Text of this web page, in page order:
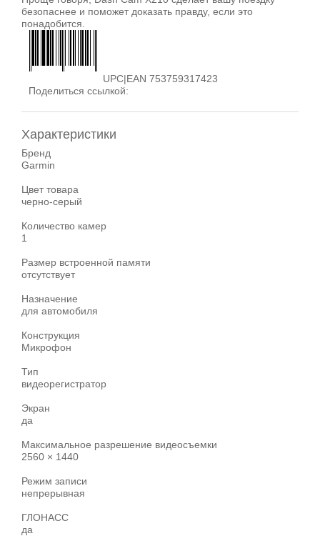
безопаснее и поможет доказать правду, если это
понадобится.
UPC|EAN 753759317423
Поделиться ссылкой:
Характеристики
Бренд
Garmin
Цвет товара
черно-серый
Количество камер
1
Размер встроенной памяти
отсутствует
Назначение
для автомобиля
Конструкция
Микрофон
Тип
видеорегистратор
Экран
да
Максимальное разрешение видеосъемки
2560 × 1440
Режим записи
непрерывная
ГЛОНАСС
да